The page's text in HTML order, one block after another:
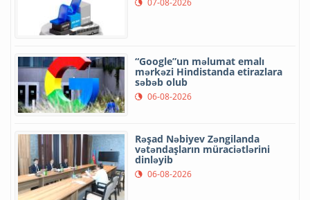
07-08-2026
“Google”un məlumat emalı
mərkəzi Hindistanda etirazlara
səbəb olub
06-08-2026
Rəşad Nəbiyev Zəngilanda
vətəndaşların müraciətlərini
dinləyib
06-08-2026